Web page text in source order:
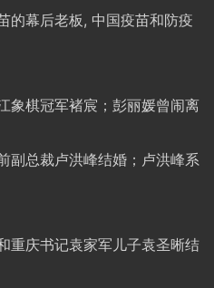
的幕后老板, 中国疫苗和防疫
象棋冠军褚宸；彭丽媛曾闹离
副总裁卢洪峰结婚；卢洪峰系
重庆书记袁家军儿子袁圣晰结